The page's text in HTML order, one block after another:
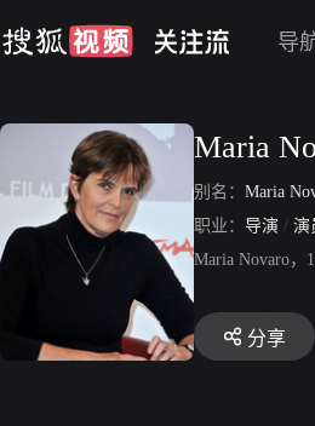
导
Maria
别名： Maria
职业： 导演 / 演
Maria Novaro
分享